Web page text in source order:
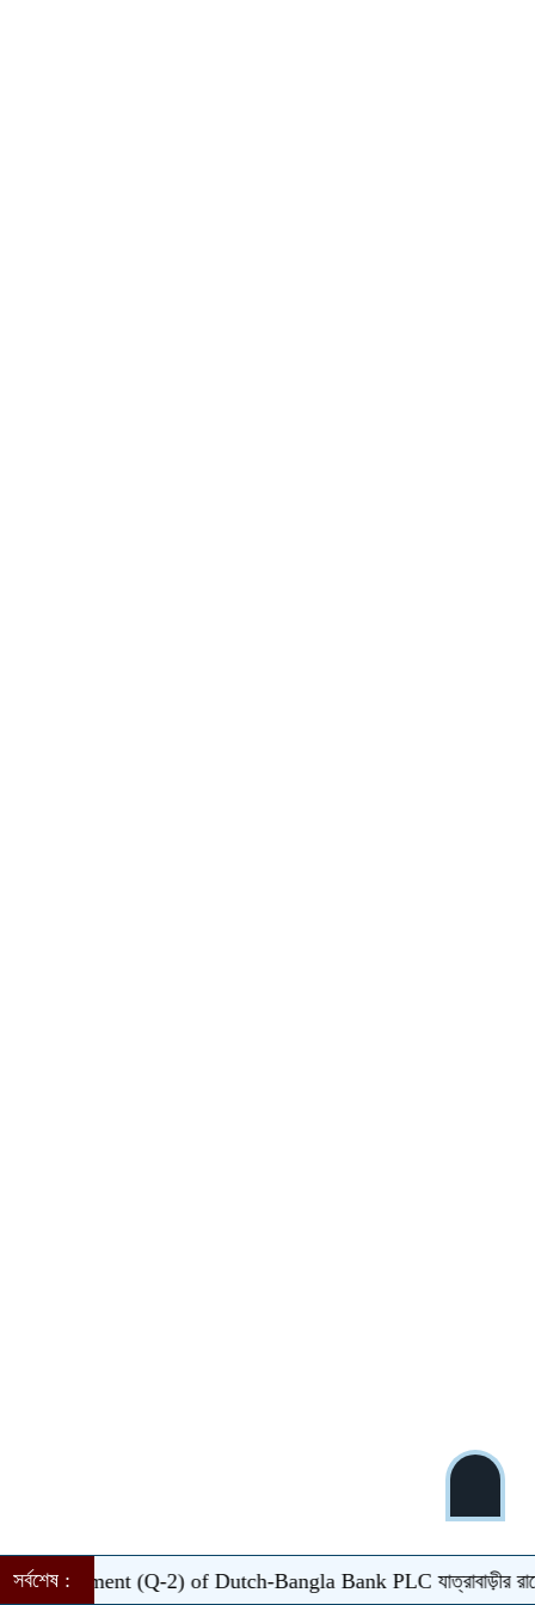
সর্বশেষ : (Q-2) of Dutch-Bangla Bank PLCযাত্রাবাড়ীর